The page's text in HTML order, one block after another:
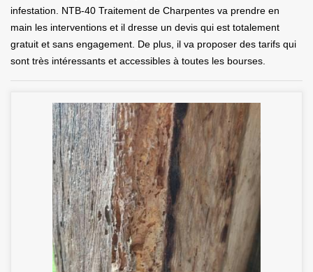
infestation. NTB-40 Traitement de Charpentes va prendre en
main les interventions et il dresse un devis qui est totalement
gratuit et sans engagement. De plus, il va proposer des tarifs qui
sont très intéressants et accessibles à toutes les bourses.